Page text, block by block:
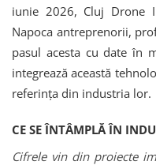
iunie 2026, Cluj Drone
Napoca antreprenorii,
pasul acesta cu date în
integrează această
referința din industria lor.
CE SE ÎNTÂMPLĂ ÎN
Cifrele vin din proiecte